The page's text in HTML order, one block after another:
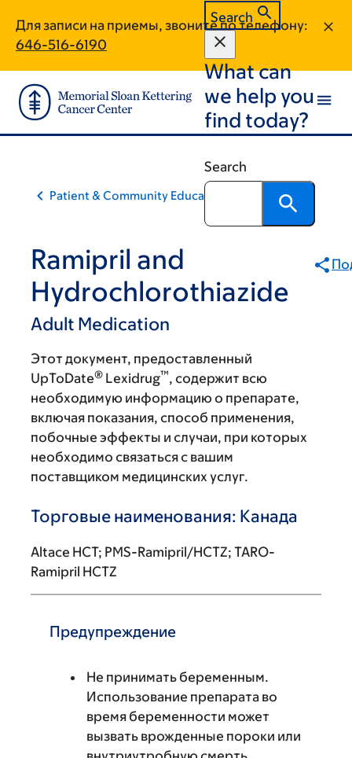
main
content
footer
Для записи на приемы, звоните по телефону:
646-516-6190
Search
What can
we help you
find today?
Search
Patient & Community Education
Ramipril and
Hydrochlorothiazide
Adult Medication
Этот документ, предоставленный
UpToDate® Lexidrug™, содержит всю
необходимую информацию о препарате,
включая показания, способ применения,
побочные эффекты и случаи, при которых
необходимо связаться с вашим
поставщиком медицинских услуг.
Торговые наименования: Канада
Altace HCT; PMS-Ramipril/HCTZ; TARO-
Ramipril HCTZ
Предупреждение
Не принимать беременным.
Использование препарата во
время беременности может
вызвать врожденные пороки или